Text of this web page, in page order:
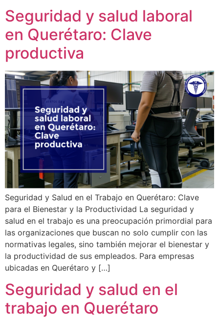
Seguridad y salud laboral
en Querétaro: Clave
productiva
Seguridad y Salud en el Trabajo en Querétaro: Clave
para el Bienestar y la Productividad La seguridad y
salud en el trabajo es una preocupación primordial para
las organizaciones que buscan no solo cumplir con las
normativas legales, sino también mejorar el bienestar y
la productividad de sus empleados. Para empresas
ubicadas en Querétaro y […]
Seguridad y salud en el
trabajo en Querétaro